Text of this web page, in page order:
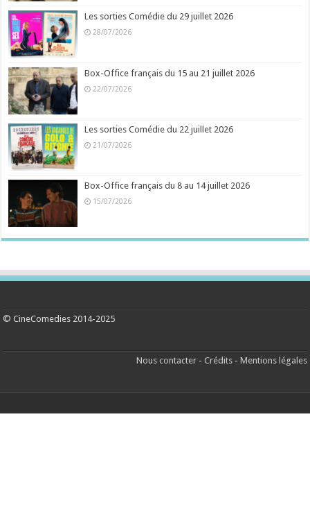
Les sorties Comédie du 29 juillet 2026
28/07/2026
Box-Office français du 15 au 21 juillet 2026
22/07/2026
Les sorties Comédie du 22 juillet 2026
21/07/2026
Box-Office français du 8 au 14 juillet 2026
15/07/2026
© CineComedies 2014-2025
Nous contacter- Crédits- Mentions légales